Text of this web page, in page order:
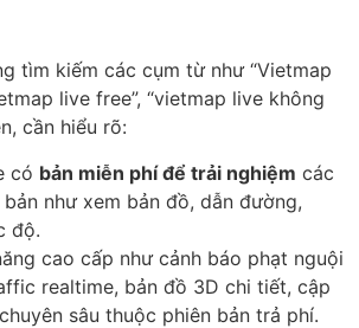
tìm kiếm các cụm từ như “Vietmap
live free”, “vietmap live không
cần hiểu rõ:
có bản miễn phíđể trải nghiệm các
như xem bản đồ, dẫn đường,
độ.
cao cấp như cảnh báo phạt nguội
realtime, bản đồ 3D chi tiết, cập
sâu thuộc phiên bản trả phí.